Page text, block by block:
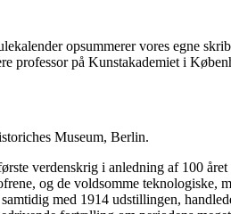
opsummerer vores egne
på Kunstakademiet i
Museum, Berlin.
verdenskrig i anledning af 100
og de voldsomme teknologiske,
med 1914 udstillingen,